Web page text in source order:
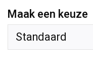
Maak een keuze
Standaard